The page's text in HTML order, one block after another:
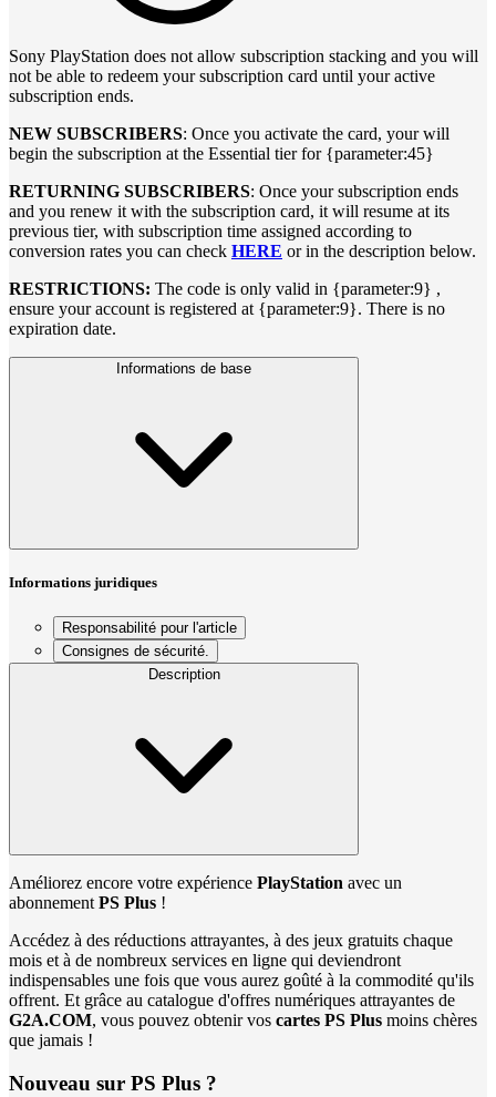
Sony PlayStation does not allow subscription stacking and you will
not be able to redeem your subscription card until your active
subscription ends.
NEW SUBSCRIBERS: Once you activate the card, your will
begin the subscription at the Essential tier for {parameter:45}
RETURNING SUBSCRIBERS: Once your subscription ends
and you renew it with the subscription card, it will resume at its
previous tier, with subscription time assigned according to
conversion rates you can check HERE or in the description below.
RESTRICTIONS: The code is only valid in {parameter:9} ,
ensure your account is registered at {parameter:9}. There is no
expiration date.
Informations de base
Informations juridiques
Responsabilité pour l'article
Consignes de sécurité.
Description
Améliorez encore votre expérience PlayStation avec un
abonnement PS Plus !
Accédez à des réductions attrayantes, à des jeux gratuits chaque
mois et à de nombreux services en ligne qui deviendront
indispensables une fois que vous aurez goûté à la commodité qu'ils
offrent. Et grâce au catalogue d'offres numériques attrayantes de
G2A.COM, vous pouvez obtenir vos cartes PS Plus moins chères
que jamais !
Nouveau sur PS Plus ?